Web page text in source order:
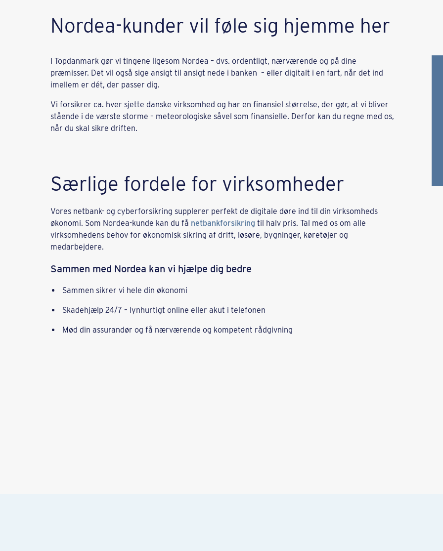
Nordea-kunder vil føle sig hjemme her
I Topdanmark gør vi tingene ligesom Nordea – dvs. ordentligt, nærværende og på dine
præmisser. Det vil også sige ansigt til ansigt nede i banken – eller digitalt i en fart, når det ind
imellem er dét, der passer dig.
Vi forsikrer ca. hver sjette danske virksomhed og har en finansiel størrelse, der gør, at vi bliver
stående i de værste storme – meteorologiske såvel som finansielle. Derfor kan du regne med os,
når du skal sikre driften.
Særlige fordele for virksomheder
Vores netbank- og cyberforsikring supplerer perfekt de digitale døre ind til din virksomheds
økonomi. Som Nordea-kunde kan du få netbankforsikring til halv pris. Tal med os om alle
virksomhedens behov for økonomisk sikring af drift, løsøre, bygninger, køretøjer og
medarbejdere.
Sammen med Nordea kan vi hjælpe dig bedre
Sammen sikrer vi hele din økonomi
Skadehjælp 24/7 – lynhurtigt online eller akut i telefonen
Mød din assurandør og få nærværende og kompetent rådgivning